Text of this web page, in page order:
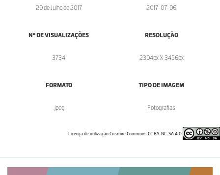
20 de Julho de 2017 2017-07-06
Nº DE VISUALIZAÇÕES
3734
RESOLUÇÃO
2304px X 3456px
FORMATO
.jpeg
TIPO DE IMAGEM
Fotografias
Licença de utilização Creative Commons CC BY-NC-SA 4.0